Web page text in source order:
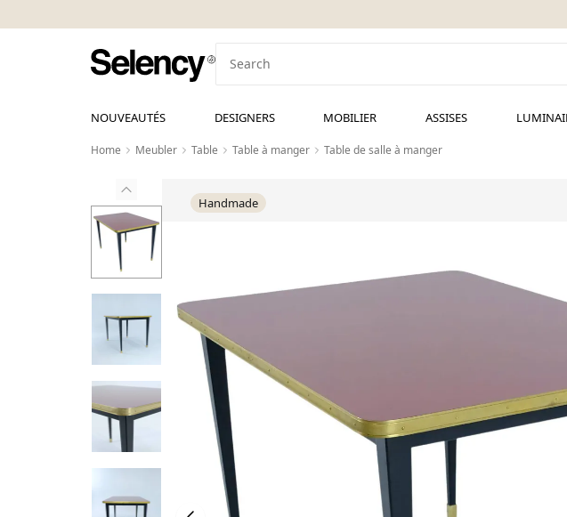
NOUVEAUTÉS DESIGNERS MOBILIER ASSISES
Home Meubler Table Table à manger Table de salle à manger
Handmade